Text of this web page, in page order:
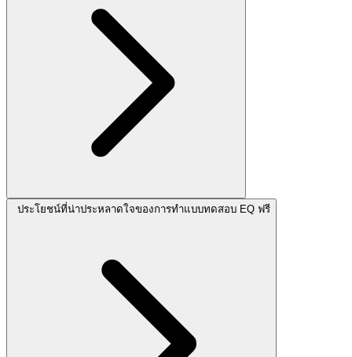
ประโยชน์ที่น่าประหลาดใจของการทำแบบทดสอบ EQ ฟรี